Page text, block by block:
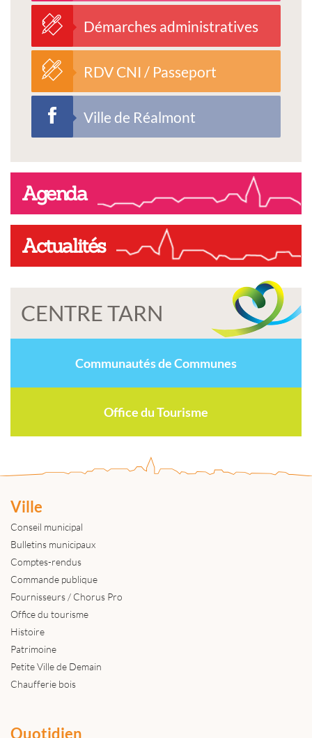
Démarches administratives
RDV CNI / Passeport
Ville de Réalmont
Agenda
Actualités
CENTRE TARN
Communautés de Communes
Office du Tourisme
Ville
Conseil municipal
Bulletins municipaux
Comptes-rendus
Commande publique
Fournisseurs / Chorus Pro
Office du tourisme
Histoire
Patrimoine
Petite Ville de Demain
Chaufferie bois
Quotidien